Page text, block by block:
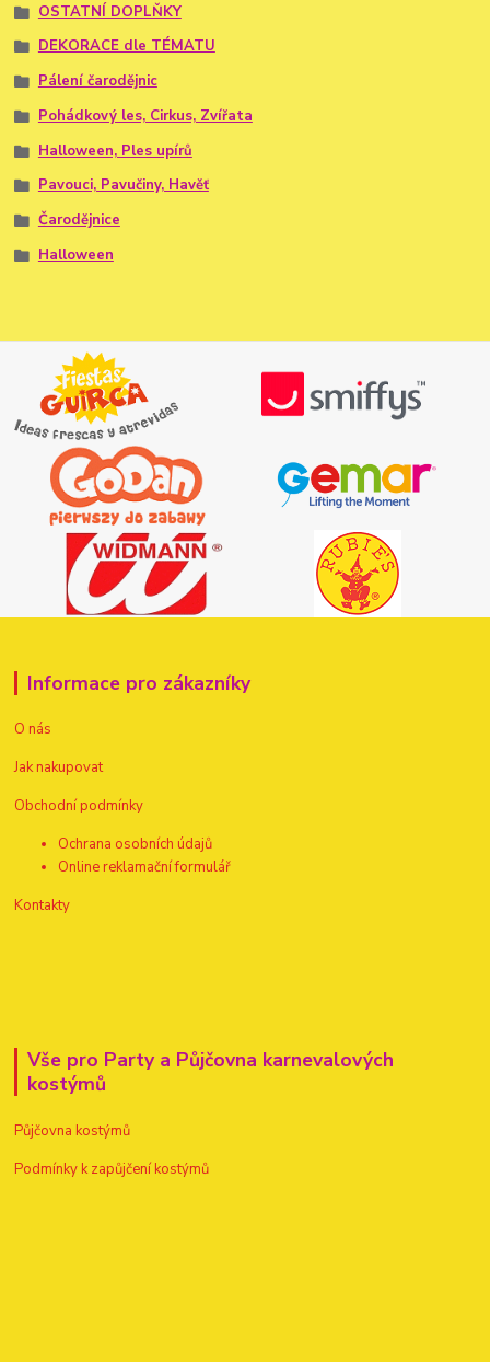
OSTATNÍ DOPLŇKY
DEKORACE dle TÉMATU
Pálení čarodějnic
Pohádkový les, Cirkus, Zvířata
Halloween, Ples upírů
Pavouci, Pavučiny, Havěť
Čarodějnice
Halloween
Informace pro zákazníky
O nás
Jak nakupovat
Obchodní podmínky
Ochrana osobních údajů
Online reklamační formulář
Kontakty
Vše pro Party a Půjčovna karnevalových
kostýmů
Půjčovna kostýmů
Podmínky k zapůjčení kostýmů